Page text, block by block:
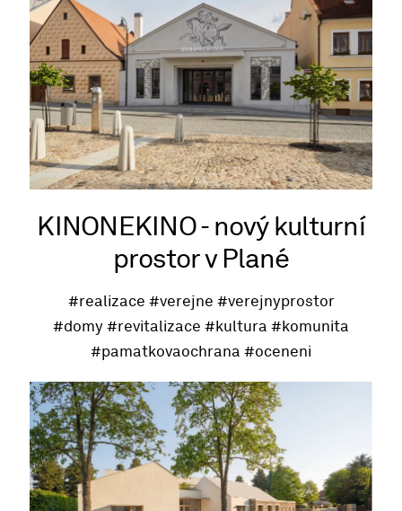
KINONEKINO - nový kulturní
prostor v Plané
#realizace #verejne #verejnyprostor
#domy #revitalizace #kultura #komunita
#pamatkovaochrana #oceneni